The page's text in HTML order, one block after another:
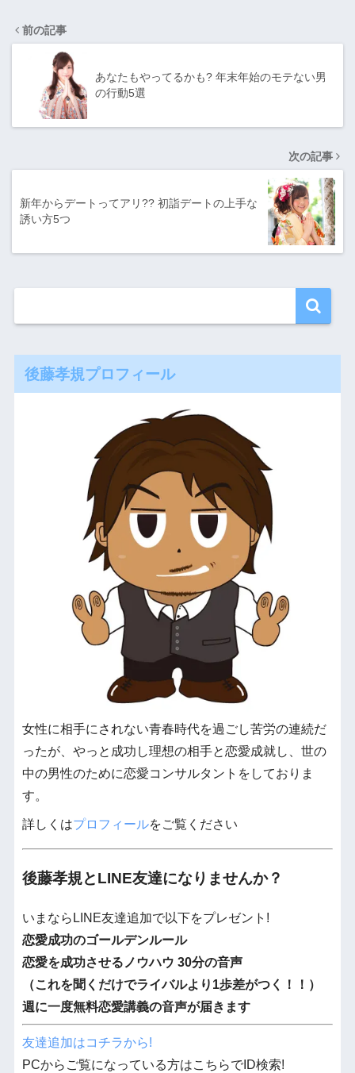
前の記事
あなたもやってるかも? 年末年始のモテない男
の行動5選
次の記事
新年からデートってアリ?? 初詣デートの上手な
誘い方5つ
後藤孝規プロフィール
女性に相手にされない青春時代を過ごし苦労の連続だ
ったが、やっと成功し理想の相手と恋愛成就し、世の
中の男性のために恋愛コンサルタントをしておりま
す。
詳しくはプロフィールをご覧ください
後藤孝規とLINE友達になりませんか？
いまならLINE友達追加で以下をプレゼント!
恋愛成功のゴールデンルール
恋愛を成功させるノウハウ 30分の音声
（これを聞くだけでライバルより1歩差がつく！！）
週に一度無料恋愛講義の音声が届きます
友達追加はコチラから!
PCからご覧になっている方はこちらでID検索!